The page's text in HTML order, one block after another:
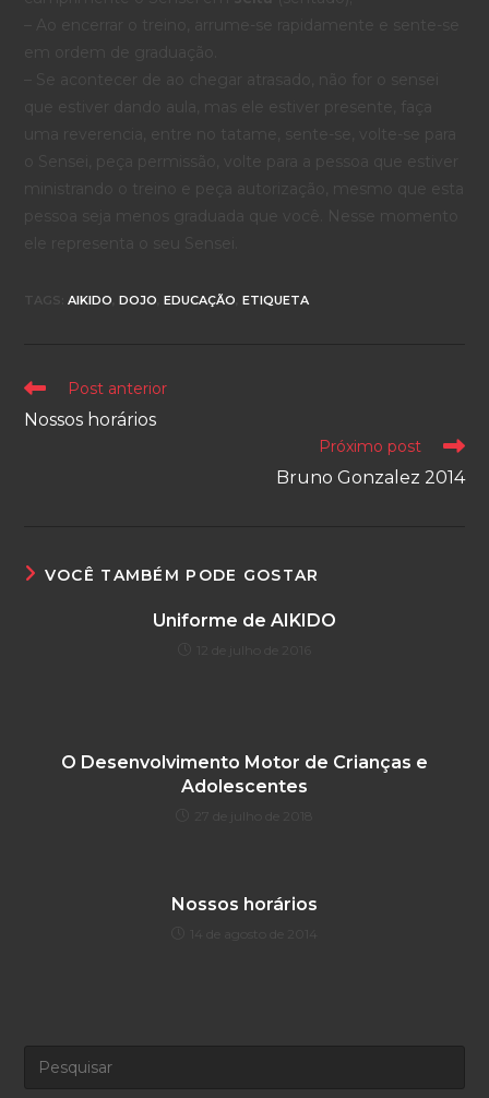
– Ao encerrar o treino, arrume-se rapidamente e sente-se
em ordem de graduação.
– Se acontecer de ao chegar atrasado, não for o sensei
que estiver dando aula, mas ele estiver presente, faça
uma reverencia, entre no tatame, sente-se, volte-se para
o Sensei, peça permissão, volte para a pessoa que estiver
ministrando o treino e peça autorização, mesmo que esta
pessoa seja menos graduada que você. Nesse momento
ele representa o seu Sensei.
TAGS :AIKIDO DOJO EDUCAÇÃO ETIQUETA
Leia
artigos
Post anterior
Nossos horários
Próximo post
Bruno Gonzalez 2014
VOCÊ TAMBÉM PODE GOSTAR
Uniforme de AIKIDO
O Desenvolvimento Motor de Crianças e
Adolescentes
Nossos horários